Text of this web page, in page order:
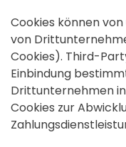
Cookies können
von
Cookies). Third-
Einbindung
Drittunternehmen
Cookies zur